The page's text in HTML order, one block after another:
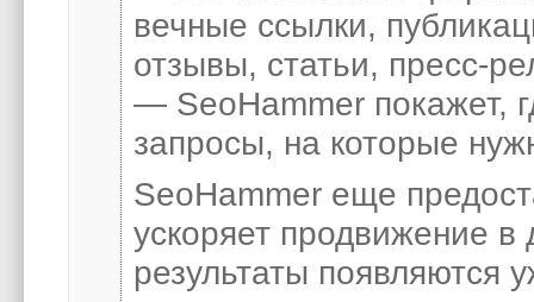
вечные ссылки,
отзывы, статьи, пресс-
— SeoHammer покажет,
запросы, на которые
SeoHammer еще
ускоряет продвижение в
результаты появляются